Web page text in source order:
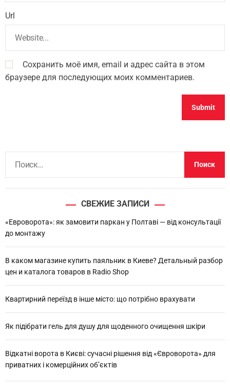
Url
Сохранить моё имя, email и адрес сайта в этом
браузере для последующих моих комментариев.
:
СВЕЖИЕ ЗАПИСИ
«Евроворота»: як замовити паркан у Полтаві — від консультації
до монтажу
В каком магазине купить паяльник в Киеве? Детальный разбор
цен и каталога товаров в Radio Shop
Квартирний переїзд в інше місто: що потрібно врахувати
Як підібрати гель для душу для щоденного очищення шкіри
Відкатні ворота в Києві: сучасні рішення від «Євроворота» для
приватних і комерційних об’єктів